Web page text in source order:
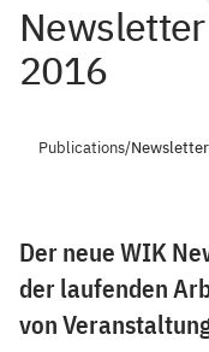
2016
Publications/
Der neue WIK
der laufenden
von